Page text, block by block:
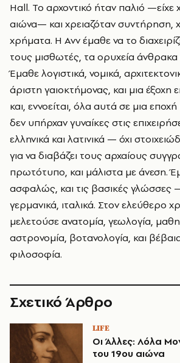
Hall. Το αρχοντικό ήταν παλιό —είχε
αιώνα— και χρειαζόταν συντήρηση,
χρήματα. Η Ανν έμαθε να το
τους μισθωτές, τα ορυχεία άνθρακα
Έμαθε λογιστικά, νομικά,
άριστη γαιοκτήμονας, και μια έξοχη
και, εννοείται, όλα αυτά σε μια
δεν υπήρχαν γυναίκες στις
ελληνικά και λατινικά — όχι
για να διαβάζει τους αρχαίους
πρωτότυπο, και μάλιστα με άνεση.
ασφαλώς, και τις βασικές γλώσσες
γερμανικά, ιταλικά. Στον ελεύθερο
μελετούσε ανατομία, γεωλογία,
αστρονομία, βοτανολογία, και
φιλοσοφία.
Σχετικό Άρθρο
LIFE
Οι Άλλες: Λόλα
του 19ου αιώνα